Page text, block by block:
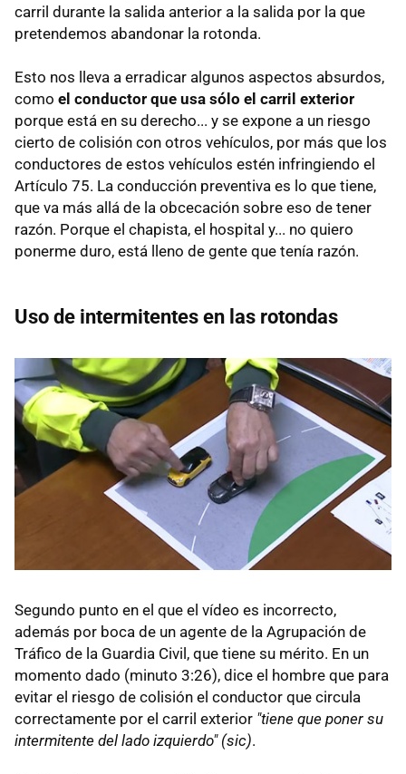
carril durante la salida anterior a la salida por la que
pretendemos abandonar la rotonda.
Esto nos lleva a erradicar algunos aspectos absurdos,
como el conductor que usa sólo el carril exterior
porque está en su derecho... y se expone a un riesgo
cierto de colisión con otros vehículos, por más que los
conductores de estos vehículos estén infringiendo el
Artículo 75. La conducción preventiva es lo que tiene,
que va más allá de la obcecación sobre eso de tener
razón. Porque el chapista, el hospital y... no quiero
ponerme duro, está lleno de gente que tenía razón.
Uso de intermitentes en las rotondas
Segundo punto en el que el vídeo es incorrecto,
además por boca de un agente de la Agrupación de
Tráfico de la Guardia Civil, que tiene su mérito. En un
momento dado (minuto 3:26), dice el hombre que para
evitar el riesgo de colisión el conductor que circula
correctamente por el carril exterior "tiene que poner su
intermitente del lado izquierdo" (sic).